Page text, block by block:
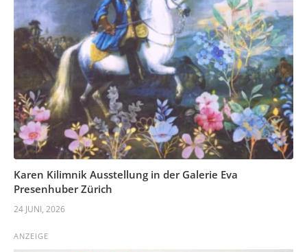
Karen Kilimnik Ausstellung in der Galerie Eva
Presenhuber Zürich
24 JUNI, 2026
ANZEIGE